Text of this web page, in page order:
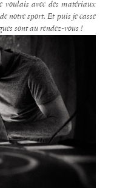
voulais avec des matériaux
notre sport. Et puis je casse
sont au rendez-vous !